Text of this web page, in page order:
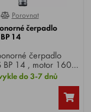
do jednoho
0%
Porovnat
čerpadlo
14
čerpadlo
BP 14 , motor 1600
výška 80 m,
množství 4000
a vrtů. Ochranná
chrání motor
do 3-7 dnů